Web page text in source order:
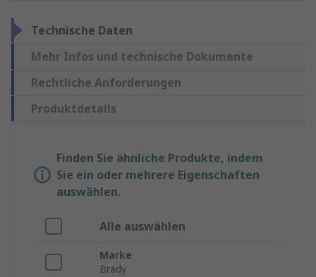
Technische Daten
Mehr Infos und technische Dokumente
Rechtliche Anforderungen
Produktdetails
Finden Sie ähnliche Produkte, indem
Sie ein oder mehrere Eigenschaften
auswählen.
Alle auswählen
Marke
Brady